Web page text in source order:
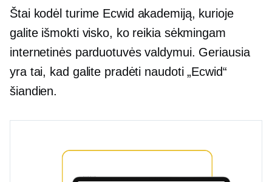
Štai kodėl turime Ecwid akademiją, kurioje
galite išmokti visko, ko reikia sėkmingam
internetinės parduotuvės valdymui. Geriausia
yra tai, kad galite pradėti naudoti „Ecwid“
šiandien.